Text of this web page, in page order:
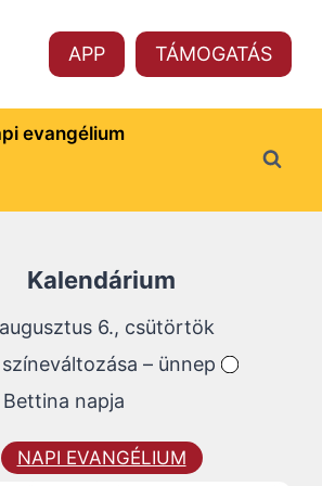
APP TÁMOGATÁS
evangélium
Kalendárium
6., csütörtök
– ünnep
napja
NAPI EVANGÉLIUM